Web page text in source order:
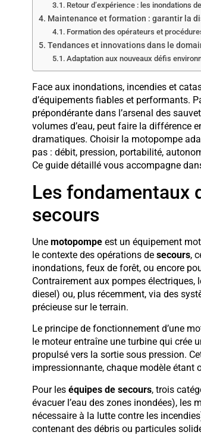
Retour d’expérience : les inondations
Maintenance et formation : garantir la
Formation des opérateurs et
Tendances et innovations dans le
Adaptation aux nouveaux défis
Face aux inondations, incendies et
d’équipements fiables et performants.
prépondérante dans l’arsenal des
volumes d’eau, peut faire la différence
dramatiques. Choisir la motopompe
pas : débit, pression, portabilité,
Ce guide détaillé vous accompagne
Les fondamentaux
secours
Une motopompeest un équipement
le contexte des opérations de secours,
inondations, feux de forêt, ou encore
Contrairement aux pompes
diesel) ou, plus récemment, via des
précieuse sur le terrain.
Le principe de fonctionnement d’une
le moteur entraîne une turbine qui crée
propulsé vers la sortie sous pression.
impressionnante, chaque modèle étant
Pour les équipes de secours, trois
évacuer l’eau des zones inondées),
nécessaire à la lutte contre les
contenant des débris ou particules